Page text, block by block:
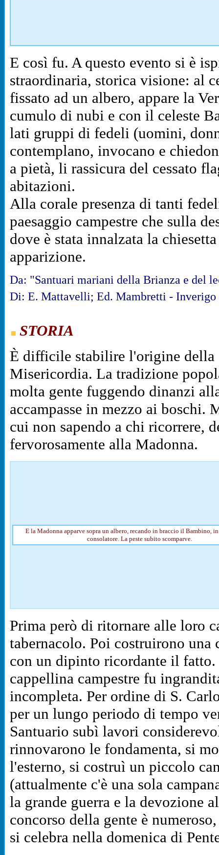
E così fu. A questo evento si è
straordinaria, storica visione: al
fissato ad un albero, appare la
cumulo di nubi e con il celeste
lati gruppi di fedeli (uomini,
contemplano, invocano e
a pietà, li rassicura del cessato
abitazioni.
Alla corale presenza di tanti
paesaggio campestre che sulla
dove è stata innalzata la
apparizione.
Da: "Santuari mariani della Brianza e del
Di: E. Mattavelli; Ed. Mambretti - Inverigo
STORIA
È difficile stabilire l'origine della
Misericordia. La tradizione
molta gente fuggendo dinanzi
accampasse in mezzo ai
cui non sapendo a chi ricorrere,
fervorosamente alla Madonna.
E la Madonna apparve sopra un albero, recando in braccio il Bambino,
consolatore. La peste subito scomparve.
Prima però di ritornare alle loro
tabernacolo. Poi costruirono
con un dipinto ricordante il
cappellina campestre fu
incompleta. Per ordine di S.
per un lungo periodo di tempo
Santuario subì lavori
rinnovarono le fondamenta, si
l'esterno, si costruì un piccolo
(attualmente c'è una sola
la grande guerra e la devozione
concorso della gente è
si celebra nella domenica di